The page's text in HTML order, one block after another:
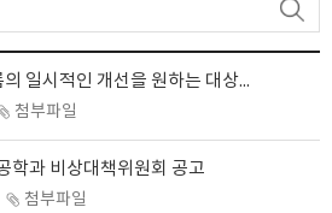
[재공지]양쪽 코입술주름의 일시적인 개선을 원하는 대상자 참여 모집
첨부파일
학과 비상대책위원회 공고
첨부파일